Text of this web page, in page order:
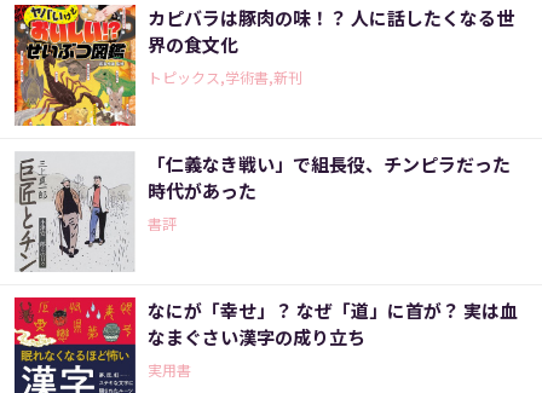
カピバラは豚肉の味！？ 人に話したくなる世
界の食文化
トピックス,学術書,新刊
「仁義なき戦い」で組長役、チンピラだった
時代があった
書評
なにが「幸せ」？ なぜ「道」に首が？ 実は血
なまぐさい漢字の成り立ち
実用書